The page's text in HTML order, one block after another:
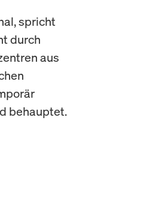
spricht
durch
aus
behauptet.